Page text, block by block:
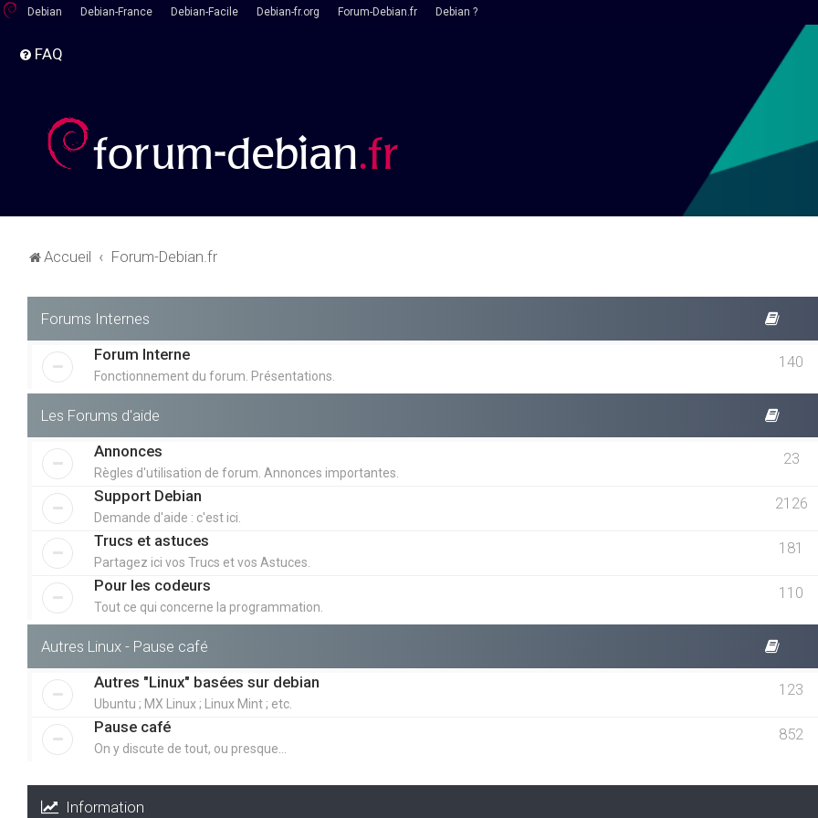
Debian Debian-France Debian-Facile Debian-fr.org Forum-Debian.fr Debian ?
FAQ
Accueil Forum-Debian.fr
Forums Internes
Forum Interne
Fonctionnement du forum. Présentations.
140
Les Forums d'aide
Annonces
Règles d'utilisation de forum. Annonces importantes.
23
Support Debian
Demande d'aide : c'est ici.
2126
Trucs et astuces
Partagez ici vos Trucs et vos Astuces.
181
Pour les codeurs
Tout ce qui concerne la programmation.
110
Autres Linux - Pause café
Autres "Linux" basées sur debian
Ubuntu ; MX Linux ; Linux Mint ; etc.
123
Pause café
On y discute de tout, ou presque...
852
Information